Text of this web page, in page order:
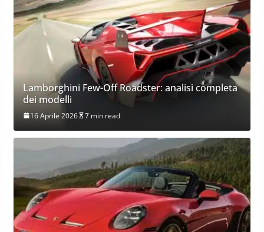
Lamborghini Few-Off Roadster: analisi completa
dei modelli
16 Aprile 2026 7 min read